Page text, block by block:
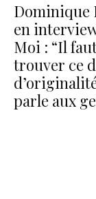
Dominique
en
Moi : “Il
trouver ce
parle aux